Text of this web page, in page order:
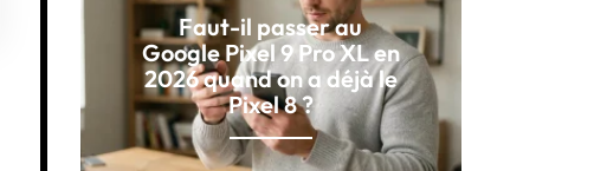
Faut-il passer au
Google Pixel 9 Pro XL en
2026 quand on a déjà le
Pixel 8 ?